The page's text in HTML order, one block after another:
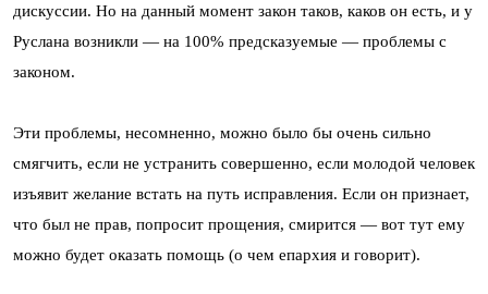
дискуссии. Но на данный момент закон таков, каков он есть, и у
Руслана возникли — на 100% предсказуемые — проблемы с
законом.
Эти проблемы, несомненно, можно было бы очень сильно
смягчить, если не устранить совершенно, если молодой человек
изъявит желание встать на путь исправления. Если он признает,
что был не прав, попросит прощения, смирится — вот тут ему
можно будет оказать помощь (о чем епархия и говорит).